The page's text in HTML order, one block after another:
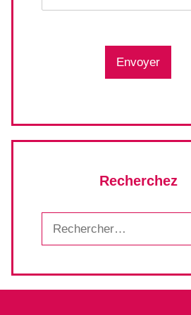
Envoyer
Recherchez